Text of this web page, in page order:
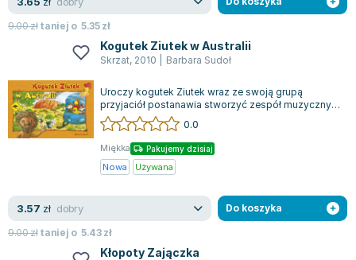
Książki o naukach politycznych dla studentów
Książki do nauk przyrodniczych dla studentów
Książki do nauk społecznych dla studentów
Książki do nauk ścisłych dla studentów
Prawo - książki dla studentów
Technologia żywności - książki
Zarządzanie i marketing - książki
Nauka języków obcych - książki
Repetytoria, testy i materiały pomocnicze
Bolesław Prus
Wanda Chotomska
Józef Ignacy Kraszewski
Clive Staples Lewis
Martyna Wojciechowska
Melissa De la Cruz
Agatha Christie
Witold Gadowski
9.00złtaniej o5.35zł
Kogutek Ziutek w Australii
Skrzat, 2010 Barbara Sudoł
Uroczy kogutek Ziutek wraz ze swoją grupą
przyjaciół postanawia stworzyć zespół muzyczny.
Dzięki ich wrodzonemu talentowi, szybko...
0.0
Miękka Pakujemy dzisiaj
Nowa Używana
3.57 zł dobry
9.00złtaniej o5.43zł
Do koszyka
Kłopoty Zajączka